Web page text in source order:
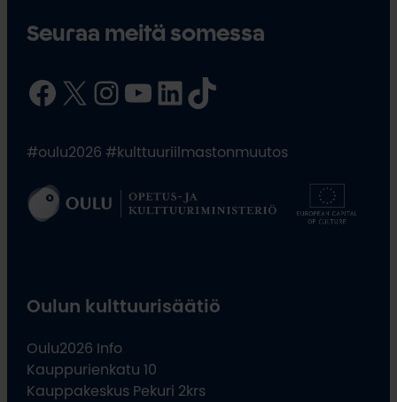
Seuraa meitä somessa
Facebook X InstagramYouTube LinkedIn TikTok
#oulu2026 #kulttuuriilmastonmuutos
Oulun kulttuurisäätiö
Oulu2026 Info
Kauppurienkatu 10
Kauppakeskus Pekuri 2krs